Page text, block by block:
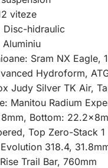
viteze
Disc-hidraulic
Sram NX Eagle,
Hydroform,
Judy Silver TK Air,
Manitou Radium
Bottom:
Top Zero-Stack
318.4,
Trail Bar, 760mm